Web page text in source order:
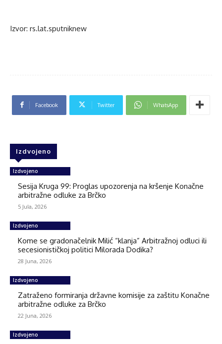
Izvor: rs.lat.sputniknew
Facebook Twitter WhatsApp
Izdvojeno
Izdvojeno
Sesija Kruga 99: Proglas upozorenja na kršenje Konačne
arbitražne odluke za Brčko
5 Jula, 2026
Izdvojeno
Kome se gradonačelnik Milić “klanja” Arbitražnoj odluci ili
secesionističkoj politici Milorada Dodika?
28 Juna, 2026
Izdvojeno
Zatraženo formiranja državne komisije za zaštitu Konačne
arbitražne odluke za Brčko
22 Juna, 2026
Izdvojeno